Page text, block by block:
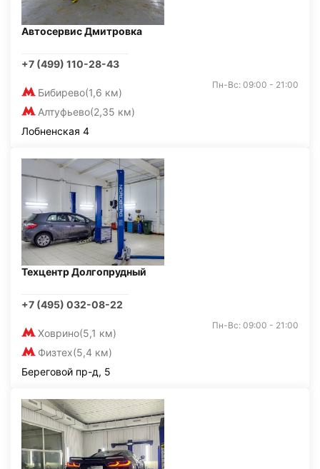
Автосервис Дмитровка
+7 (499) 110-28-43
Бибирево(1,6 км)
Алтуфьево(2,35 км)
Пн-Вс: 09:00 - 21:00
Лобненская 4
Техцентр Долгопрудный
+7 (495) 032-08-22
Ховрино(5,1 км)
Физтех(5,4 км)
Пн-Вс: 09:00 - 21:00
Береговой пр-д, 5